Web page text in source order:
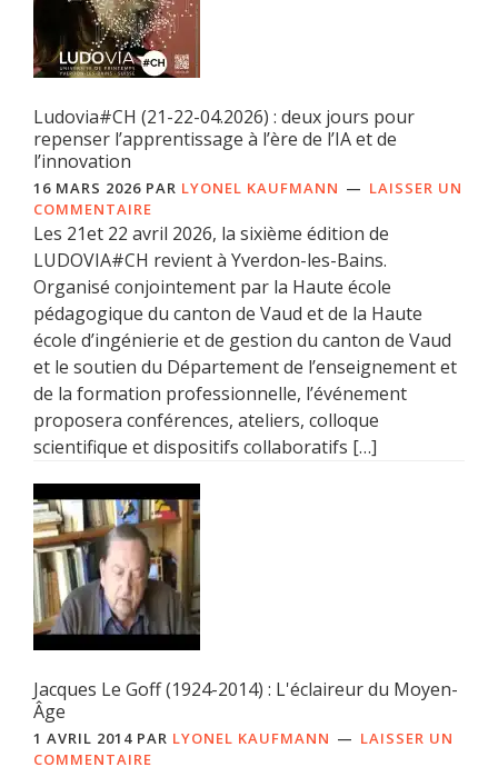
Ludovia#CH (21-22-04.2026) : deux jours pour
repenser l’apprentissage à l’ère de l’IA et de
l’innovation
16 MARS 2026 PAR LYONEL KAUFMANN
LAISSER UN
COMMENTAIRE
Les 21et 22 avril 2026, la sixième édition de
LUDOVIA#CH revient à Yverdon-les-Bains.
Organisé conjointement par la Haute école
pédagogique du canton de Vaud et de la Haute
école d’ingénierie et de gestion du canton de Vaud
et le soutien du Département de l’enseignement et
de la formation professionnelle, l’événement
proposera conférences, ateliers, colloque
scientifique et dispositifs collaboratifs […]
Jacques Le Goff (1924-2014) : L'éclaireur du Moyen-
Âge
1 AVRIL 2014 PAR LYONEL KAUFMANN
LAISSER UN
COMMENTAIRE